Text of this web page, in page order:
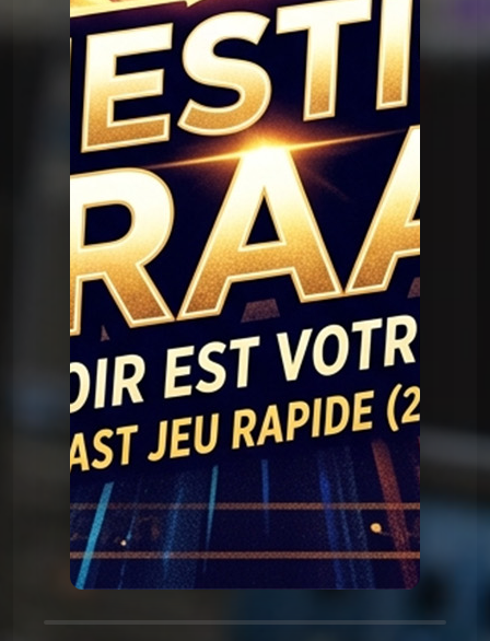
Question Graal Graal V2 - 92 série
Question Graal Graal V2 - 91 musique
Question Graal Graal V2 - 90 série
Question Graal Graal V2 - 89 musique
Question Graal Graal V2 - 88 série
Question Graal Graal V2 - 87 musique
Question Graal Graal V2 - 86 série